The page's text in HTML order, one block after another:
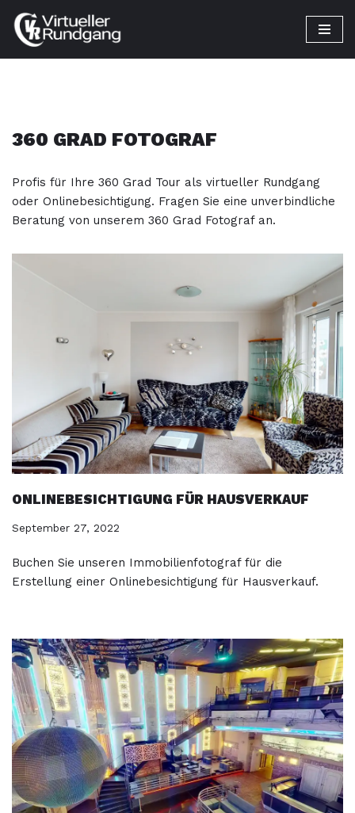
Zum
Inhalt
360 GRAD FOTOGRAF
Profis für Ihre 360 Grad Tour als virtueller Rundgang
oder Onlinebesichtigung. Fragen Sie eine unverbindliche
Beratung von unserem 360 Grad Fotograf an.
ONLINEBESICHTIGUNG FÜR HAUSVERKAUF
September 27, 2022
Buchen Sie unseren Immobilienfotograf für die
Erstellung einer Onlinebesichtigung für Hausverkauf.